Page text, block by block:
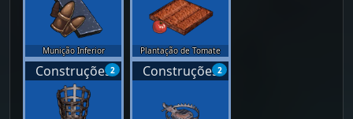
Munição Inferior
Plantação de Tomate
2
Construções 2
Construções